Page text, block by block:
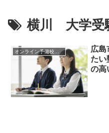
横川 大学
広島
たい
の高